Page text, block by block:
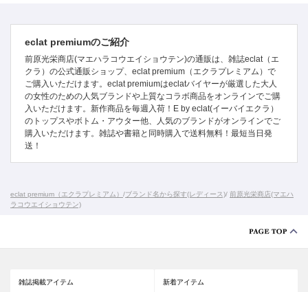
eclat premiumのご紹介
前原光栄商店(マエハラコウエイショウテン)の通販は、雑誌eclat（エ
クラ）の公式通販ショップ、eclat premium（エクラプレミアム）で
ご購入いただけます。eclat premiumはeclatバイヤーが厳選した大人
の女性のための人気ブランドや上質なコラボ商品をオンラインでご購
入いただけます。新作商品を毎週入荷！E by eclat(イーバイエクラ）
のトップスやボトム・アウター他、人気のブランドがオンラインでご
購入いただけます。雑誌や書籍と同時購入で送料無料！最短当日発
送！
eclat premium（エクラプレミアム） /ブランド名から探す(レディース)/ 前原光栄商店(マエハ
ラコウエイショウテン)
雑誌掲載アイテム 新着アイテム